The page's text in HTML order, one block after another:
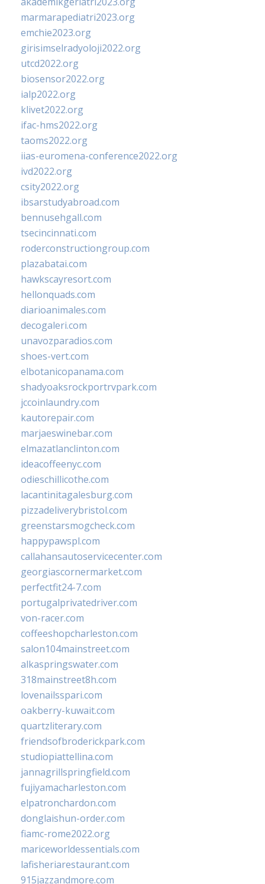
marmarapediatri2023.org
emchie2023.org
girisimselradyoloji2022.org
utcd2022.org
biosensor2022.org
ialp2022.org
klivet2022.org
ifac-hms2022.org
taoms2022.org
iias-euromena-conference2022.org
ivd2022.org
csity2022.org
ibsarstudyabroad.com
bennusehgall.com
tsecincinnati.com
roderconstructiongroup.com
plazabatai.com
hawkscayresort.com
hellonquads.com
diarioanimales.com
decogaleri.com
unavozparadios.com
shoes-vert.com
elbotanicopanama.com
shadyoaksrockportrvpark.com
jccoinlaundry.com
kautorepair.com
marjaeswinebar.com
elmazatlanclinton.com
ideacoffeenyc.com
odieschillicothe.com
lacantinitagalesburg.com
pizzadeliverybristol.com
greenstarsmogcheck.com
happypawspl.com
callahansautoservicecenter.com
georgiascornermarket.com
perfectfit24-7.com
portugalprivatedriver.com
von-racer.com
coffeeshopcharleston.com
salon104mainstreet.com
alkaspringswater.com
318mainstreet8h.com
lovenailsspari.com
oakberry-kuwait.com
quartzliterary.com
friendsofbroderickpark.com
studiopiattellina.com
jannagrillspringfield.com
fujiyamacharleston.com
elpatronchardon.com
donglaishun-order.com
fiamc-rome2022.org
mariceworldessentials.com
lafisheriarestaurant.com
915jazzandmore.com